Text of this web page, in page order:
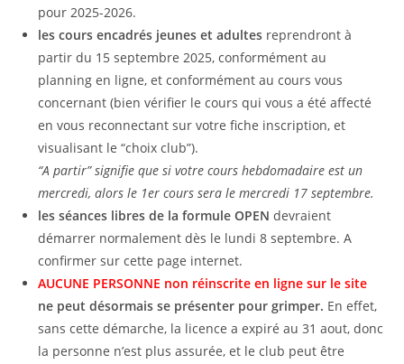
pour 2025-2026.
les cours encadrés jeunes et adultes reprendront à
partir du 15 septembre 2025, conformément au
planning en ligne, et conformément au cours vous
concernant (bien vérifier le cours qui vous a été affecté
en vous reconnectant sur votre fiche inscription, et
visualisant le “choix club”).
“A partir” signifie que si votre cours hebdomadaire est un
mercredi, alors le 1er cours sera le mercredi 17 septembre.
les séances libres de la formule OPEN devraient
démarrer normalement dès le lundi 8 septembre. A
confirmer sur cette page internet.
AUCUNE PERSONNE non réinscrite en ligne sur le site
ne peut désormais se présenter pour grimper. En effet,
sans cette démarche, la licence a expiré au 31 aout, donc
la personne n’est plus assurée, et le club peut être